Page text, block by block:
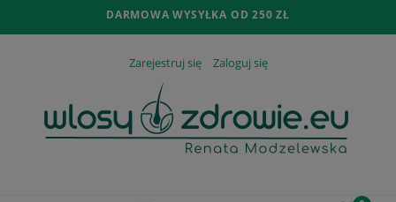
DARMOWA WYSYŁKA OD 250 ZŁ
Zarejestruj się Zaloguj się